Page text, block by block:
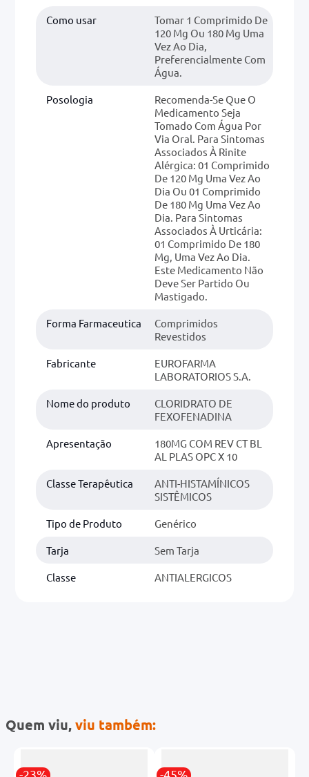
Como usar
Tomar 1 Comprimido De
120 Mg Ou 180 Mg Uma
Vez Ao Dia,
Preferencialmente Com
Água.
Posologia
Recomenda-Se Que O
Medicamento Seja
Tomado Com Água Por
Via Oral. Para Sintomas
Associados À Rinite
Alérgica: 01 Comprimido
De 120 Mg Uma Vez Ao
Dia Ou 01 Comprimido
De 180 Mg Uma Vez Ao
Dia. Para Sintomas
Associados À Urticária:
01 Comprimido De 180
Mg, Uma Vez Ao Dia.
Este Medicamento Não
Deve Ser Partido Ou
Mastigado.
Forma Farmaceutica
Comprimidos
Revestidos
Fabricante
EUROFARMA
LABORATORIOS S.A.
Nome do produto
CLORIDRATO DE
FEXOFENADINA
Apresentação
180MG COM REV CT BL
AL PLAS OPC X 10
Classe Terapêutica
ANTI-HISTAMÍNICOS
SISTÊMICOS
Tipo de Produto Genérico
Tarja Sem Tarja
Classe ANTIALERGICOS
Quem viu,viu também:
-23% -45%